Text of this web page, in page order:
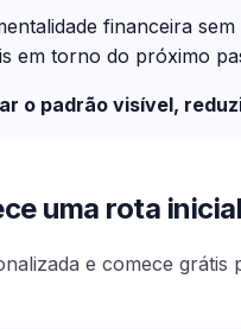
financeira
em torno do próximo
padrão visível,
uma rota
e comece